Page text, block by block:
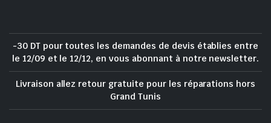
-30 DT pour toutes les demandes de devis établies entre
le 12/09 et le 12/12, en vous abonnant à notre newsletter.
Livraison allez retour gratuite pour les réparations hors
Grand Tunis